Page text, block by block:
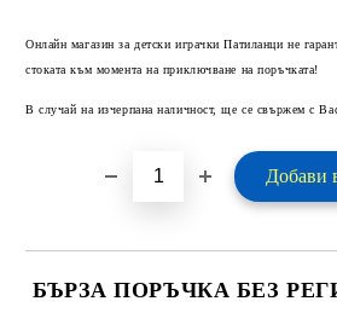
Онлайн магазин за детски играчки Патиланци не
стоката към момента на приключване на поръчката!
В случай на изчерпана наличност, ще се свържем с
БЪРЗА ПОРЪЧКА БЕЗ